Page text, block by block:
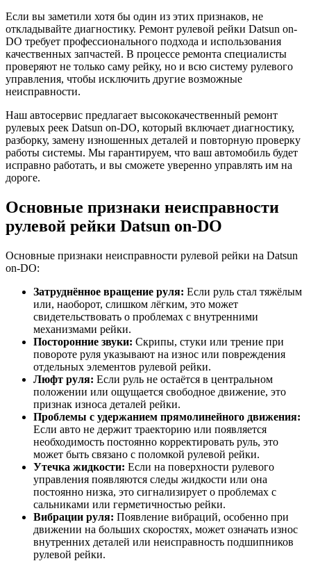
Если вы заметили хотя бы один из этих признаков, не
откладывайте диагностику. Ремонт рулевой рейки Datsun on-
DO требует профессионального подхода и использования
качественных запчастей. В процессе ремонта специалисты
проверяют не только саму рейку, но и всю систему рулевого
управления, чтобы исключить другие возможные
неисправности.
Наш автосервис предлагает высококачественный ремонт
рулевых реек Datsun on-DO, который включает диагностику,
разборку, замену изношенных деталей и повторную проверку
работы системы. Мы гарантируем, что ваш автомобиль будет
исправно работать, и вы сможете уверенно управлять им на
дороге.
Основные признаки неисправности
рулевой рейки Datsun on-DO
Основные признаки неисправности рулевой рейки на Datsun
on-DO:
Затруднённое вращение руля: Если руль стал тяжёлым
или, наоборот, слишком лёгким, это может
свидетельствовать о проблемах с внутренними
механизмами рейки.
Посторонние звуки: Скрипы, стуки или трение при
повороте руля указывают на износ или повреждения
отдельных элементов рулевой рейки.
Люфт руля: Если руль не остаётся в центральном
положении или ощущается свободное движение, это
признак износа деталей рейки.
Проблемы с удержанием прямолинейного движения:
Если авто не держит траекторию или появляется
необходимость постоянно корректировать руль, это
может быть связано с поломкой рулевой рейки.
Утечка жидкости: Если на поверхности рулевого
управления появляются следы жидкости или она
постоянно низка, это сигнализирует о проблемах с
сальниками или герметичностью рейки.
Вибрации руля: Появление вибраций, особенно при
движении на больших скоростях, может означать износ
внутренних деталей или неисправность подшипников
рулевой рейки.